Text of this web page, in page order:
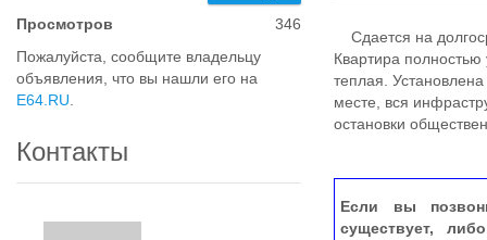
Просмотров
346
Пожалуйста, сообщите владельцу
объявления, что вы нашли его на
E64.RU
Контакты
Сдается на
Квартира
теплая.
месте, вся
остановки
Если вы
существует,